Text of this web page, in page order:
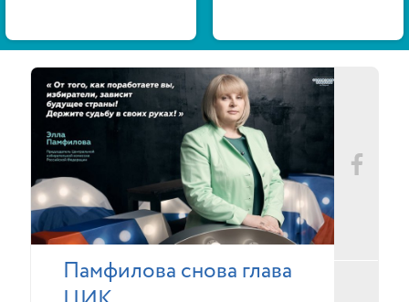
Памфилова снова глава